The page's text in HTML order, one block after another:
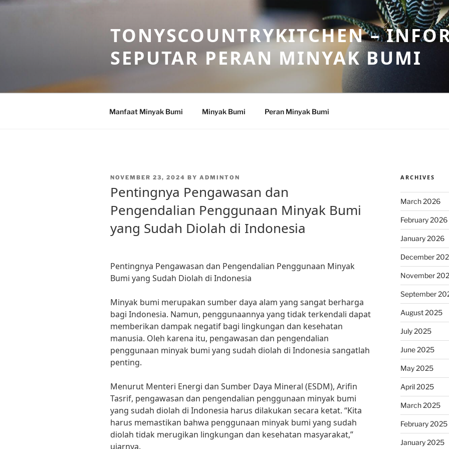
Skip
TONYSCOUNTRYKITCHEN –
SEPUTAR PERAN MINYAK BUMI
Manfaat Minyak Bumi Minyak Bumi Peran Minyak Bumi
POSTED
NOVEMBER 23, 2024 BY ADMINTON
Pentingnya Pengawasan dan
Pengendalian Penggunaan Minyak Bumi
yang Sudah Diolah di Indonesia
Pentingnya Pengawasan dan Pengendalian Penggunaan Minyak
Bumi yang Sudah Diolah di Indonesia
Minyak bumi merupakan sumber daya alam yang sangat berharga
bagi Indonesia. Namun, penggunaannya yang tidak terkendali dapat
memberikan dampak negatif bagi lingkungan dan kesehatan
manusia. Oleh karena itu, pengawasan dan pengendalian
penggunaan minyak bumi yang sudah diolah di Indonesia sangatlah
penting.
Menurut Menteri Energi dan Sumber Daya Mineral (ESDM), Arifin
Tasrif, pengawasan dan pengendalian penggunaan minyak bumi
yang sudah diolah di Indonesia harus dilakukan secara ketat. “Kita
harus memastikan bahwa penggunaan minyak bumi yang sudah
diolah tidak merugikan lingkungan dan kesehatan masyarakat,”
ujarnya.
ARCHIVES
March 2026
February 2026
January 2026
December
November
September
August 2025
July 2025
June 2025
May 2025
April 2025
March 2025
February 2025
January 2025